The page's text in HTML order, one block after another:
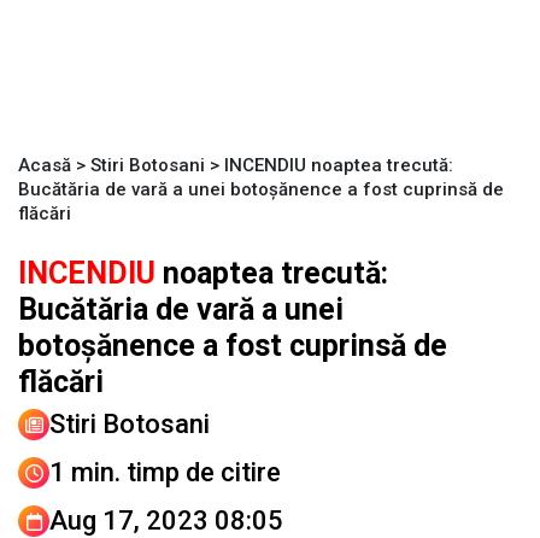
Acasă > Stiri Botosani > INCENDIU noaptea trecută:
Bucătăria de vară a unei botoșănence a fost cuprinsă de
flăcări
INCENDIU noaptea trecută:
Bucătăria de vară a unei
botoșănence a fost cuprinsă de
flăcări
Stiri Botosani
1 min. timp de citire
Aug 17, 2023 08:05